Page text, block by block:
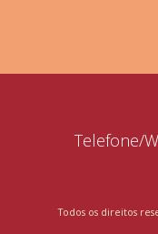
Telefone/
Todos os direitos